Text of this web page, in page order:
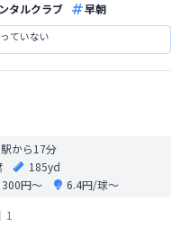
タルクラブ 早朝
ていない
から17分
185yd
300円〜
6.4円/球〜
1